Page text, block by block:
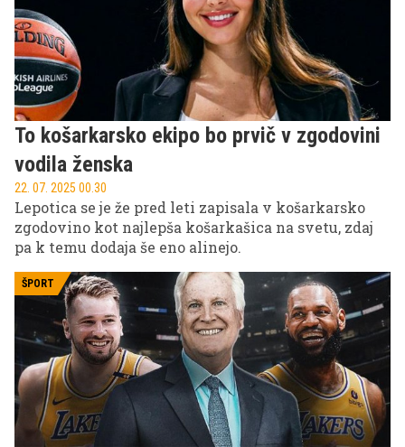
To košarkarsko ekipo bo prvič v zgodovini
vodila ženska
22. 07. 2025 00.30
Lepotica se je že pred leti zapisala v košarkarsko
zgodovino kot najlepša košarkašica na svetu, zdaj
pa k temu dodaja še eno alinejo.
ŠPORT